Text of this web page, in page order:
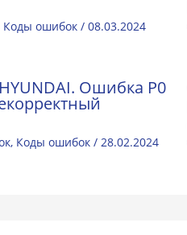
Коды ошибок/ 08.03.2024
Ошибка P0
, Коды ошибок/ 28.02.2024